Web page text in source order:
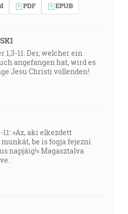
PDF EPUB
1,3-11: Der, welcher ein
angefangen hat, wird es
Jesu Christi vollenden!
»Az, aki elkezdett
be is fogja fejezni
napjáig!« Magasztalva